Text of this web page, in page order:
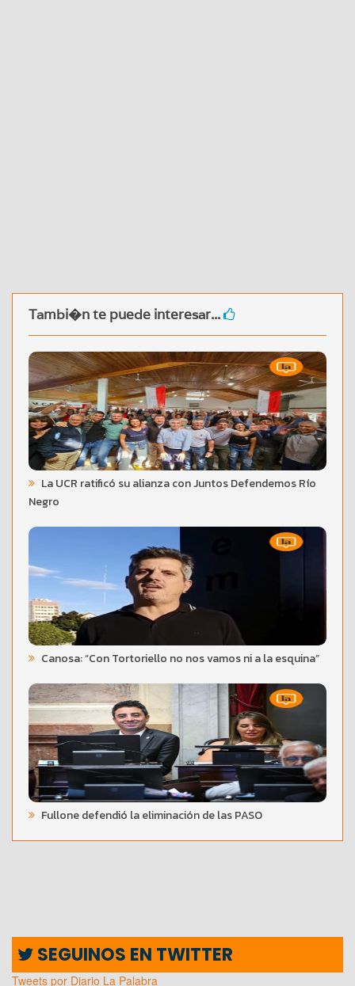
Tambi�n te puede interesar...
La UCR ratificó su alianza con Juntos Defendemos Río
Negro
Canosa: “Con Tortoriello no nos vamos ni a la esquina”
Fullone defendió la eliminación de las PASO
SEGUINOS EN TWITTER
Tweets por Diario La Palabra